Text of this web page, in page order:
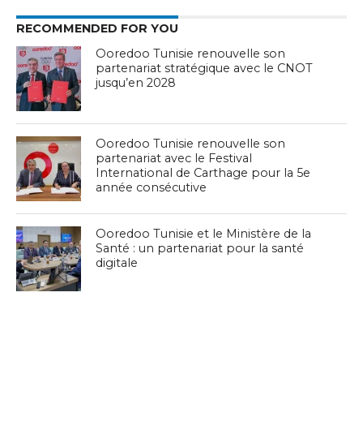
RECOMMENDED FOR YOU
Ooredoo Tunisie renouvelle son
partenariat stratégique avec le CNOT
jusqu’en 2028
Ooredoo Tunisie renouvelle son
partenariat avec le Festival
International de Carthage pour la 5e
année consécutive
Ooredoo Tunisie et le Ministère de la
Santé : un partenariat pour la santé
digitale